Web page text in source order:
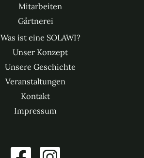
Mitarbeiten
Gärtnerei
Was ist eine SOLAWI?
Unser Konzept
Unsere Geschichte
Veranstaltungen
Kontakt
Impressum